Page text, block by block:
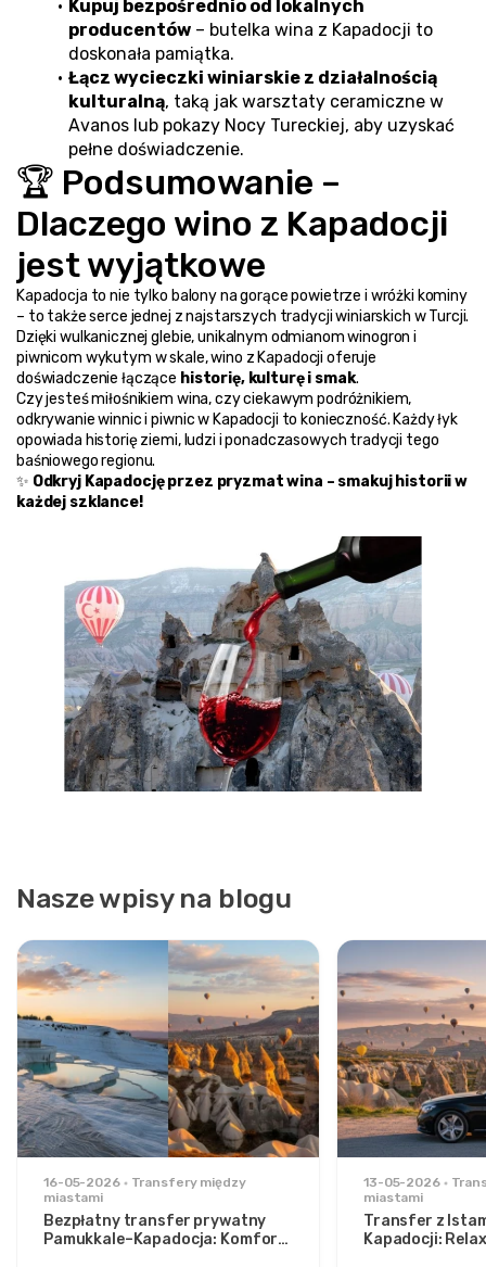
Kupuj bezpośrednio od lokalnych
producentów – butelka wina z Kapadocji to
doskonała pamiątka.
Łącz wycieczki winiarskie z działalnością
kulturalną, taką jak warsztaty ceramiczne w
Avanos lub pokazy Nocy Tureckiej, aby uzyskać
pełne doświadczenie.
🏆 Podsumowanie –
Dlaczego wino z Kapadocji
jest wyjątkowe
Kapadocja to nie tylko balony na gorące powietrze i wróżki kominy
– to także serce jednej z najstarszych tradycji winiarskich w Turcji.
Dzięki wulkanicznej glebie, unikalnym odmianom winogron i
piwnicom wykutym w skale, wino z Kapadocji oferuje
doświadczenie łączące historię, kulturę i smak.
Czy jesteś miłośnikiem wina, czy ciekawym podróżnikiem,
odkrywanie winnic i piwnic w Kapadocji to konieczność. Każdy łyk
opowiada historię ziemi, ludzi i ponadczasowych tradycji tego
baśniowego regionu.
✨ Odkryj Kapadocję przez pryzmat wina – smakuj historii w
każdej szklance!
Nasze wpisy na blogu
16-05-2026
Transfery między
miastami
Bezpłatny transfer prywatny
Pamukkale–Kapadocja: Komfort
13-05-2026
miastami
Transfer z
Kapadocji: